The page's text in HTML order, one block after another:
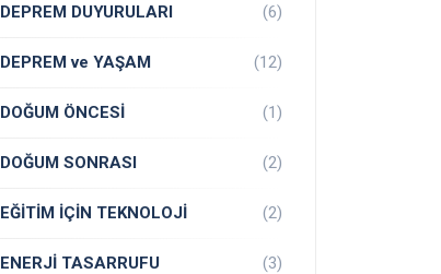
DEPREM DUYURULARI (6)
DEPREM ve YAŞAM (12)
DOĞUM ÖNCESİ (1)
DOĞUM SONRASI (2)
EĞİTİM İÇİN TEKNOLOJİ (2)
ENERJİ TASARRUFU (3)